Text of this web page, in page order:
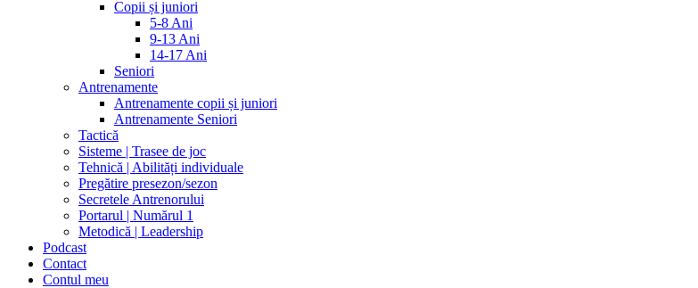
Copii și juniori
5-8 Ani
9-13 Ani
14-17 Ani
Seniori
Antrenamente
Antrenamente copii și juniori
Antrenamente Seniori
Tactică
Sisteme | Trasee de joc
Tehnică | Abilități individuale
Pregătire presezon/sezon
Secretele Antrenorului
Portarul | Numărul 1
Metodică | Leadership
Podcast
Contact
Contul meu